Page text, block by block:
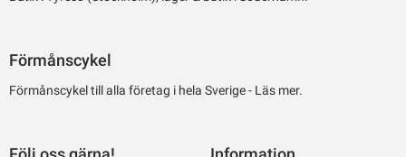
Förmånscykel
Förmånscykel till alla företag i hela Sverige - Läs mer.